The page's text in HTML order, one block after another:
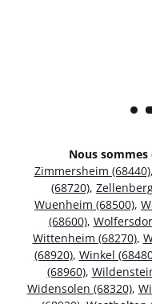
Nous
Zimmersheim (68440),
(68720),
Wuenheim (68500),
(68600),
Wittenheim (68270),
(68920), Winkel
(68960),
Widensolen (68320),